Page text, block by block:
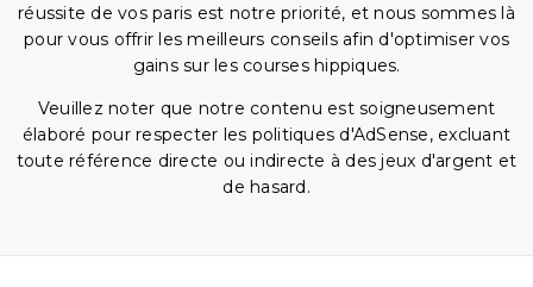
réussite de vos paris est notre priorité, et nous sommes là
pour vous offrir les meilleurs conseils afin d'optimiser vos
gains sur les courses hippiques.
Veuillez noter que notre contenu est soigneusement
élaboré pour respecter les politiques d'AdSense, excluant
toute référence directe ou indirecte à des jeux d'argent et
de hasard.